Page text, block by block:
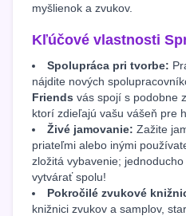
myšlienok a zvukov.
Kľúčové vlastnosti
Spolupráca pri tvorbe:
nájdite nových
Friends vás spojí s podobne
ktorí zdieľajú vašu vášeň pre
Živé jamovanie: Zažite
priateľmi alebo inými
zložitá vybavenie;
vytvárať spolu!
Pokročilé zvukové
knižnici zvukov a samplov,